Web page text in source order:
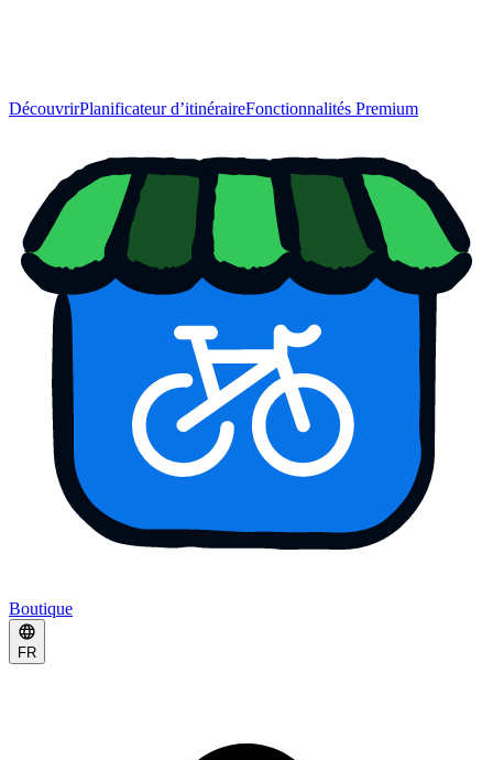
DécouvrirPlanificateur d’itinéraireFonctionnalités Premium
Boutique
FR